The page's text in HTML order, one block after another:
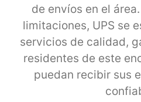
de envíos en el
limitaciones, UPS se
servicios de calidad,
residentes de este
puedan recibir sus